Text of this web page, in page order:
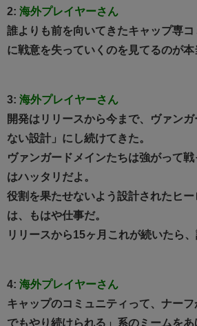
2: 海外プレイヤーさん
誰よりも前を向いてきたキャップ専
に戦意を失っていくのを見てるのが本
3: 海外プレイヤーさん
開発はリリースから今まで、ヴァン
ない設計」にし続けてきた。
ヴァンガードメインたちは強がって
はハッタリだよ。
役割を果たせないよう設計されたヒ
は、もはや仕事だ。
リリースから15ヶ月これが続いたら、
4: 海外プレイヤーさん
キャップのコミュニティって、ナー
でもやり続けられる」系のミームをあ